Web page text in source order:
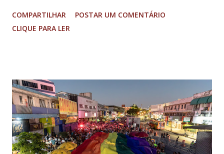
(PGR): o deputado federal Alexandre Ramagem, ex-diretor da
Agência Brasileira de Inteligência (Abin); o almirante Almir
Segurança Institucional (GSI); o tenente-coronel Mauro Cid,
ex-ajudante de ordens de Bolsonaro (réu-colaborador); o ex-
presidente da República Jair Bolsonaro; o general Paulo
Sérgio Nogueira, ex-ministro da Defesa; e o general da
reserva Walter Braga Netto, ex-ministro da Casa Civil e da
COMPARTILHAR
POSTAR UM COMENTÁRIO
CLIQUE PARA LER